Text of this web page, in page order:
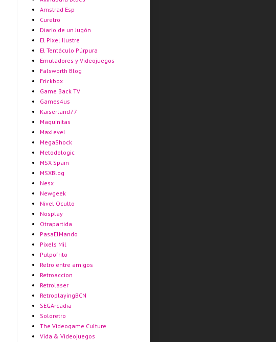
Amstrad Esp
Curetro
Diario de un Jugón
El Pixel Ilustre
El Tentáculo Púrpura
Emuladores y Videojuegos
Falsworth Blog
Frickbox
Game Back TV
Games4us
Kaiserland77
Maquinitas
Maxlevel
MegaShock
Metodologic
MSX Spain
MSXBlog
Nesx
Newgeek
Nivel Oculto
Nosplay
Otrapartida
PasaElMando
Pixels Mil
Pulpofrito
Retro entre amigos
Retroaccion
Retrolaser
RetroplayingBCN
SEGArcadia
Soloretro
The Videogame Culture
Vida & Videojuegos